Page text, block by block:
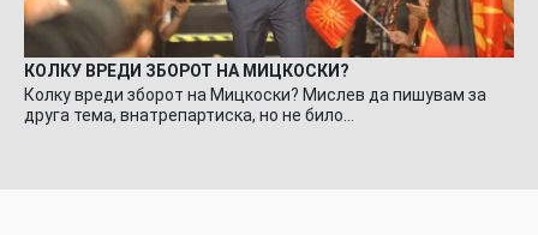
КОЛКУ ВРЕДИ ЗБОРОТ НА МИЦКОСКИ?
Колку вреди зборот на Мицкоски? Мислев да пишувам за
друга тема, внатрепартиска, но не било…